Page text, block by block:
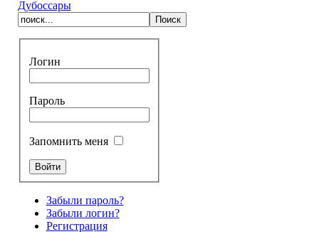
Дубоссары
Логин
Пароль
Запомнить меня
Забыли пароль?
Забыли логин?
Регистрация